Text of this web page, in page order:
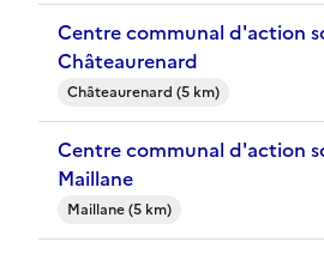
Centre communal d'action sociale (CCAS) -
Châteaurenard
Châteaurenard (5 km)
Centre communal d'action sociale (CCAS) -
Maillane
Maillane (5 km)